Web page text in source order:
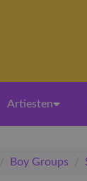
Artiesten
/ Boy Groups /